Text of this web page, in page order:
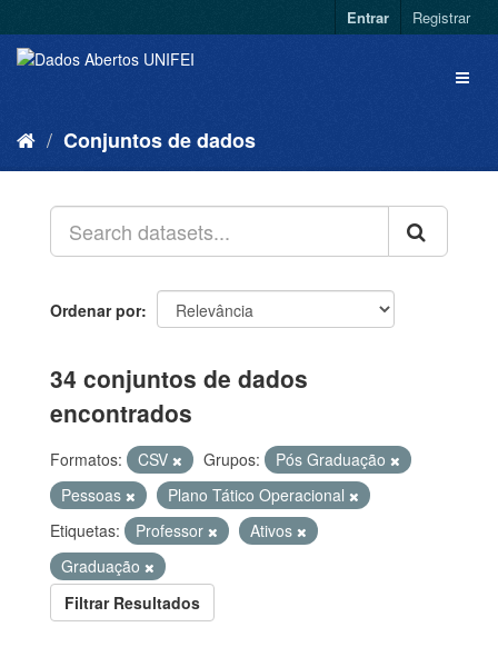
Entrar Registrar
Conjuntos de dados
Ordenar por
34 conjuntos de dados
encontrados
Formatos: CSV Grupos:
Pós Graduação
Pessoas
Plano Tático Operacional
Etiquetas:
Professor
Ativos
Graduação
Filtrar Resultados